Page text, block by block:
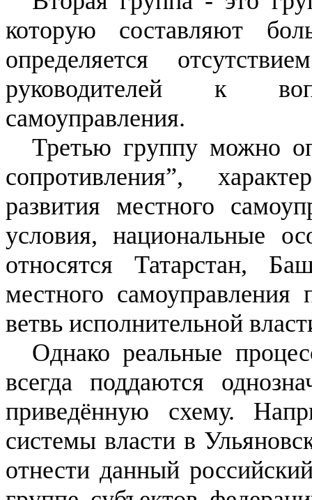
которую составляют
определяется
руководителей к
самоуправления.
Третью группу можно
сопротивления”,
развития местного
условия, национальные
относятся Татарстан,
местного самоуправления
ветвь исполнительной
Однако реальные
всегда поддаются
приведённую схему.
системы власти в
отнести данный